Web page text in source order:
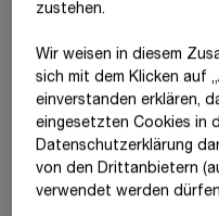
Dipl.-Ing. Andreas Batke
Karl Gerdes
Magdolna P. Gyulainé
Georg Hinterschuster
zustehen.
Wir weisen in diesem
sich mit dem Klicken auf
ein­ver­standen erklären,
eingesetzten Cookies in
Datenschutzerklärung
von den Drittanbietern
verwendet werden